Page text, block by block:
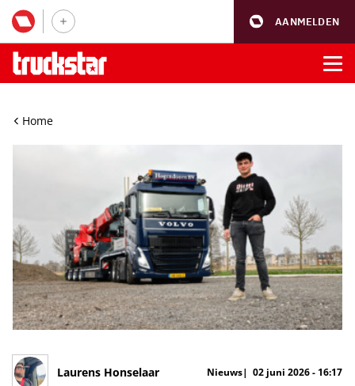
AANMELDEN
Home
Laurens Honselaar Nieuws 02 juni 2026 - 16:17